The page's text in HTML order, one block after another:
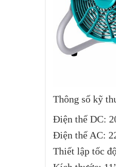
Thông số kỹ
Ðiện thế DC:
Ðiện thế AC:
Thiết lập tốc